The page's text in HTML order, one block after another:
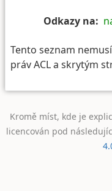
Odkazy na:
Tento seznam
práv ACL a skrytým
Kromě míst, kde je
licencován pod